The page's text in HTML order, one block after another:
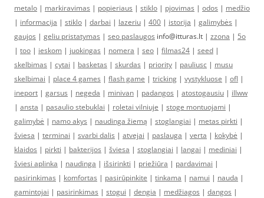
metalo | markiravimas | popieriaus | stiklo | pjovimas | odos | medžio
| informacija | stiklo | darbai | lazeriu | 400 | istorija | galimybės |
gaujos | geliu pristatymas | seo paslaugos info@itturas.lt | zzona | 5o
| too | ieskom | juokingas | nomera | seo | filmas24 | seed |
skelbimas | cytai | basketas | skurdas | priority | pauliusc | musu
skelbimai | place 4 games | flash game | tricking | vystykluose | ofl |
ineport | garsus | negeda | minivan | padangos | atostogausiu | illww
| ansta | pasaulio stebuklai | roletai vilniuje | stoge montuojami |
galimybė | namo akys | naudinga žiemą | stoglangiai | metas pirkti |
šviesa | terminai | svarbi dalis | atvejai | paslauga | verta | kokybė |
klaidos | pirkti | bakterijos | šviesa | stoglangiai | langai | mediniai |
šviesi aplinka | naudinga | išsirinkti | priežiūra | pardavimai |
pasirinkimas | komfortas | pasirūpinkite | tinkama | namui | nauda |
gamintojai | pasirinkimas | stogui | dengia | medžiagos | dangos |